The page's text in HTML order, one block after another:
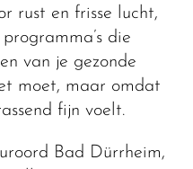
rust en frisse lucht,
die
van je gezonde
moet, maar omdat
fijn voelt.
Bad Dürrheim,